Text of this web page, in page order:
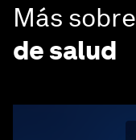
Más sobre
de salud